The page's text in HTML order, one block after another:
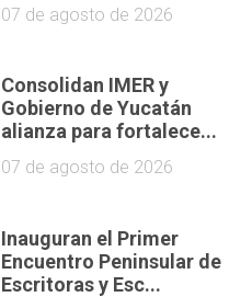
07 de agosto de 2026
Consolidan IMER y
Gobierno de Yucatán
alianza para fortalece...
07 de agosto de 2026
Inauguran el Primer
Encuentro Peninsular de
Escritoras y Esc...